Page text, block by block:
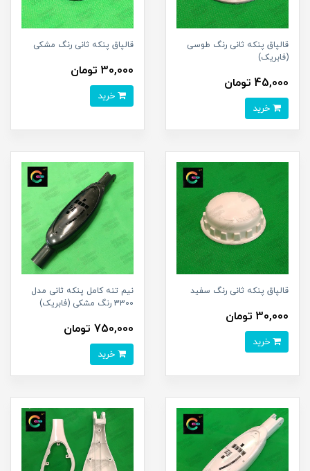
قالپاق پنکه ثانی رنگ طوسی
(فابریک)
45,000 تومان
قالپاق پنکه ثانی رنگ مشکی
30,000 تومان
قالپاق پنکه ثانی رنگ سفید
30,000 تومان
نیم تنه کامل پنکه ثانی مدل
3300 رنگ مشکی (فابریک)
750,000 تومان